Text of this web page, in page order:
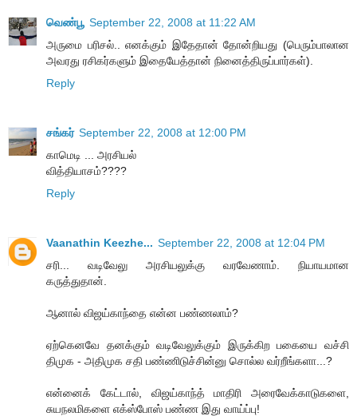
வெண்பூ September 22, 2008 at 11:22 AM
அருமை பரிசல்.. எனக்கும் இதேதான் தோன்றியது (பெரும்பாலான
அவரது ரசிகர்களும் இதையேத்தான் நினைத்திருப்பார்கள்).
Reply
சங்கர் September 22, 2008 at 12:00 PM
காமெடி ... அரசியல்
வித்தியாசம்????
Reply
Vaanathin Keezhe... September 22, 2008 at 12:04 PM
சரி... வடிவேலு அரசியலுக்கு வரவேணாம். நியாயமான
கருத்துதான்.
ஆனால் விஜய்காந்தை என்ன பண்ணலாம்?
ஏற்கெனவே தனக்கும் வடிவேலுக்கும் இருக்கிற பகையை வச்சி
திமுக - அதிமுக சதி பண்ணிடுச்சின்னு சொல்ல வர்றீங்களா...?
என்னைக் கேட்டால், விஜய்காந்த் மாதிரி அரைவேக்காடுகளை,
சுயநலமிகளை எக்ஸ்போஸ் பண்ண இது வாய்ப்பு!